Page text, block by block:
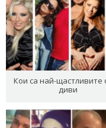
Кои са най-щастливите
диви